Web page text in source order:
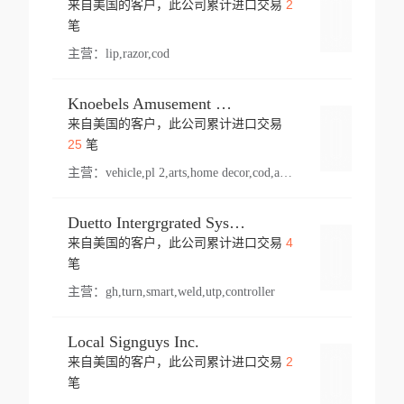
来自美国的客户，此公司累计进口交易 2
笔
主营： lip,razor,cod
Knoebels Amusement Resort
来自美国的客户，此公司累计进口交易
25笔
主营： vehicle,pl 2,arts,home decor,cod,amusement ride,sea
Duetto Intergrgrated Systems Inc.
来自美国的客户，此公司累计进口交易 4
笔
主营： gh,turn,smart,weld,utp,controller
Local Signguys Inc.
来自美国的客户，此公司累计进口交易 2
笔